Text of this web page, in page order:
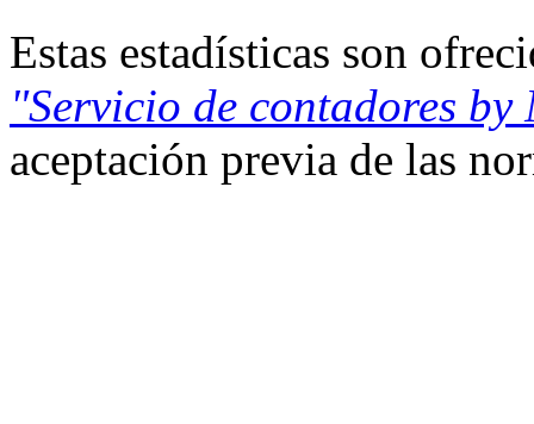
Estas estadísticas son
"Servicio de contadores by
aceptación previa de las